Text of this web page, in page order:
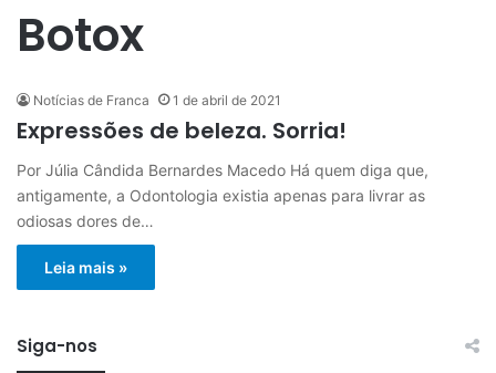
Botox
Notícias de Franca 1 de abril de 2021
Expressões de beleza. Sorria!
Por Júlia Cândida Bernardes Macedo Há quem diga que,
antigamente, a Odontologia existia apenas para livrar as
odiosas dores de…
Leia mais »
Siga-nos